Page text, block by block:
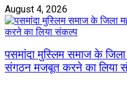
August 4, 2026
पसमांदा मुस्लिम समाज के
संगठन मजबूत करने का लिया